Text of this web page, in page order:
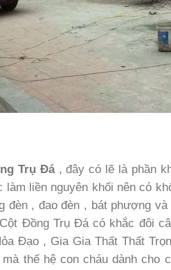
Trụ Đá, đây có lẽ là phần
làm liền nguyên khối nên có
đèn , đao đèn , bát phượng
Đồng Trụ Đá có khắc đôi
Đạo , Gia Gia Thất Thất
thế hệ con cháu dành cho